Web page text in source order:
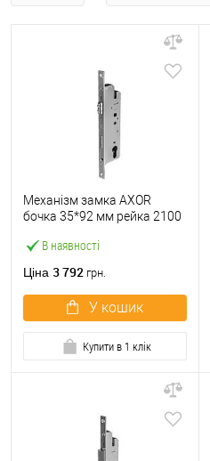
В наявності
Механізм замка AXOR
бочка 35*92 мм рейка 2100
Ціна 3 792 грн.
У кошик
Купити в 1 клік